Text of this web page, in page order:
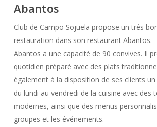
Abantos
Club de Campo Sojuela propose un trés
restauration dans son restaurant Abantos.
Abantos a une capacité de 90 convives. Il
quotidien préparé avec des plats
également à la disposition de ses clients
du lundi au vendredi de la cuisine avec des
modernes, ainsi que des menus
groupes et les événements.